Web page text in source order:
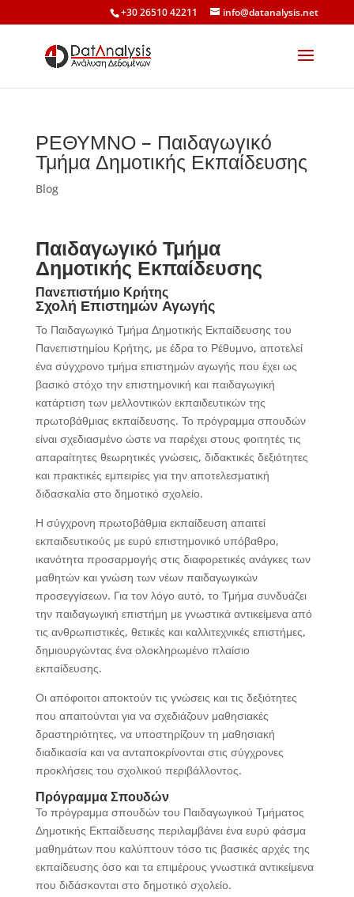
+30 26510 42211 info@datanalysis.net
ΡΕΘΥΜΝΟ – Παιδαγωγικό
Τμήμα Δημοτικής Εκπαίδευσης
Blog
Παιδαγωγικό Τμήμα
Δημοτικής Εκπαίδευσης
Πανεπιστήμιο Κρήτης
Σχολή Επιστημών Αγωγής
Το Παιδαγωγικό Τμήμα Δημοτικής Εκπαίδευσης του
Πανεπιστημίου Κρήτης, με έδρα το Ρέθυμνο, αποτελεί
ένα σύγχρονο τμήμα επιστημών αγωγής που έχει ως
βασικό στόχο την επιστημονική και παιδαγωγική
κατάρτιση των μελλοντικών εκπαιδευτικών της
πρωτοβάθμιας εκπαίδευσης. Το πρόγραμμα σπουδών
είναι σχεδιασμένο ώστε να παρέχει στους φοιτητές τις
απαραίτητες θεωρητικές γνώσεις, διδακτικές δεξιότητες
και πρακτικές εμπειρίες για την αποτελεσματική
διδασκαλία στο δημοτικό σχολείο.
Η σύγχρονη πρωτοβάθμια εκπαίδευση απαιτεί
εκπαιδευτικούς με ευρύ επιστημονικό υπόβαθρο,
ικανότητα προσαρμογής στις διαφορετικές ανάγκες των
μαθητών και γνώση των νέων παιδαγωγικών
προσεγγίσεων. Για τον λόγο αυτό, το Τμήμα συνδυάζει
την παιδαγωγική επιστήμη με γνωστικά αντικείμενα από
τις ανθρωπιστικές, θετικές και καλλιτεχνικές επιστήμες,
δημιουργώντας ένα ολοκληρωμένο πλαίσιο
εκπαίδευσης.
Οι απόφοιτοι αποκτούν τις γνώσεις και τις δεξιότητες
που απαιτούνται για να σχεδιάζουν μαθησιακές
δραστηριότητες, να υποστηρίζουν τη μαθησιακή
διαδικασία και να ανταποκρίνονται στις σύγχρονες
προκλήσεις του σχολικού περιβάλλοντος.
Πρόγραμμα Σπουδών
Το πρόγραμμα σπουδών του Παιδαγωγικού Τμήματος
Δημοτικής Εκπαίδευσης περιλαμβάνει ένα ευρύ φάσμα
μαθημάτων που καλύπτουν τόσο τις βασικές αρχές της
εκπαίδευσης όσο και τα επιμέρους γνωστικά αντικείμενα
που διδάσκονται στο δημοτικό σχολείο.